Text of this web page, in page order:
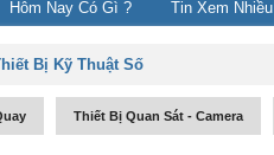
Hôm Nay Có Gì ? Tin Xem Nhiều
Bị Kỹ Thuật Số
Thiết Bị Quan Sát - Camera